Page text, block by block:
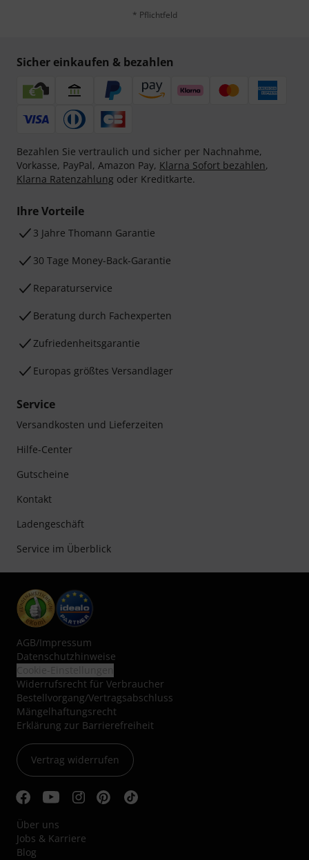
* Pflichtfeld
Sicher einkaufen & bezahlen
Bezahlen Sie vertraulich und sicher per Nachnahme,
Vorkasse, PayPal, Amazon Pay, Klarna Sofort bezahlen,
Klarna Ratenzahlung oder Kreditkarte.
Ihre Vorteile
3 Jahre Thomann Garantie
30 Tage Money-Back-Garantie
Reparaturservice
Beratung durch Fachexperten
Zufriedenheitsgarantie
Europas größtes Versandlager
Service
Versandkosten und Lieferzeiten
Hilfe-Center
Gutscheine
Kontakt
Ladengeschäft
Service im Überblick
AGB/Impressum
Datenschutzhinweise
Widerrufsrecht für Verbraucher
Bestellvorgang/Vertragsabschluss
Mängelhaftungsrecht
Erklärung zur Barrierefreiheit
Vertrag widerrufen
Über uns
Jobs & Karriere
Blog